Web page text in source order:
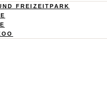
FREIZEITPARK